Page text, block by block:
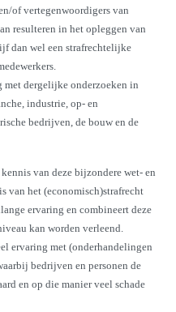
of vertegenwoordigers van
resulteren in het opleggen van
dan wel een strafrechtelijke
met dergelijke onderzoeken in
industrie, op- en
bedrijven, de bouw en de
van deze bijzondere wet- en
van het (economisch)strafrecht
ervaring en combineert deze
kan worden verleend.
ervaring met (onderhandelingen
bedrijven en personen de
en op die manier veel schade